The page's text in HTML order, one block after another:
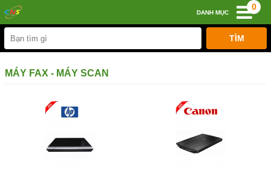
0
DANH MỤC
MÁY FAX - MÁY SCAN